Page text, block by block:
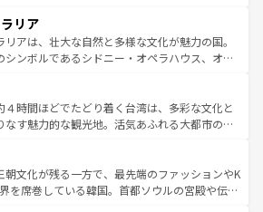
オーリンズでは、音楽と美食が融合した独特の
。旅行者はアメリカの各地域で異なる魅力を楽
、その多様性と豊かな歴史を感じることができ
のスタイルだ。 なお、新着のアメリカ
テンツ一覧を参照してほしい。
逃せない。また、定番の観光地といえばオアフ
かな自然を求めるならマウイ島やカウアイ島が
エメラルドグリーンに輝く海をはじめ、豊かな
なしの心で訪れる人々を迎えてくれるハワイの
しいローカルフードやハワイアンミュージッ
なフラダンスなど、すべてがハワイの魅力を彩
ってほしい。 なお、新着のハワイ情報
ツ一覧を参照してほしい。
リア
リアは、壮大な自然と多様な文化が魅力の国。
シンボルであるシドニー・オペラハウス、オー
や大陸中央部にそびえるウルル（エアーズロッ
マニアの美しい原生林やケアンズの熱帯雨林な
ろがたくさん。また、カフェやワイン、オージ
ティビティも充実しており、サーフィンやダイ
イキングなど、アウトドア好きにはたまらな
トラリアの多彩な魅力を存分に味わいつくそ
４時間ほどでたどり着く台湾は、多彩な文化と
なす魅力的な観光地。活気あふれる大都市の台
つな山岳地帯である台湾東部など、都市の喧騒
けさが共存しており、訪れる人に新しい発見と
らしてくれる。また、奥深い台湾の食文化も魅
朝文化が残る一方で、最先端のファッションやK
を席巻している韓国。首都ソウルの宮殿や伝統